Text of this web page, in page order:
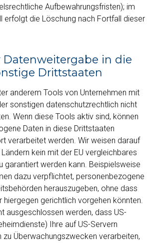
Aufbewahrungsfristen); im
erfolgt die Löschung nach Fortfall dieser
Datenweitergabe in die
Drittstaaten
anderem Tools von Unternehmen mit
sonstigen datenschutzrechtlich nicht
Wenn diese Tools aktiv sind, können
Daten in diese Drittstaaten
verarbeitet werden. Wir weisen darauf
kein mit der EU vergleichbares
garantiert werden kann. Beispielsweise
dazu verpflichtet, personenbezogene
herauszugeben, ohne dass
hiergegen gerichtlich vorgehen könnten.
ausgeschlossen werden, dass US-
Ihre auf US-Servern
zu Überwachungszwecken verarbeiten,